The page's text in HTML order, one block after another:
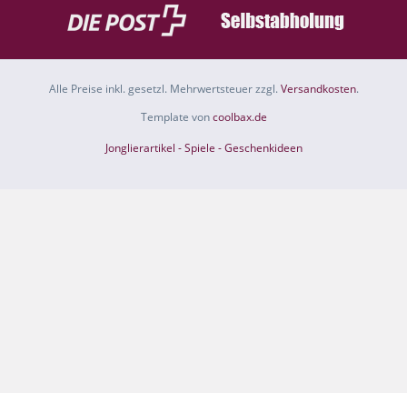
Alle Preise inkl. gesetzl. Mehrwertsteuer zzgl.Versandkosten.
Template voncoolbax.de
Jonglierartikel - Spiele - Geschenkideen